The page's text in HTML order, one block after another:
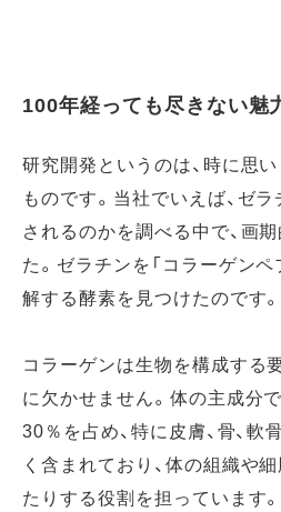
100年経っても尽きない魅
研究開発というのは、時に思
ものです。当社でいえば、ゼ
されるのかを調べる中で、画
た。ゼラチンを「コラーゲン
解する酵素を見つけたのです。
コラーゲンは生物を構成する
に欠かせません。体の主成分
30％を占め、特に皮膚、骨、軟
く含まれており、体の組織や
たりする役割を担っています